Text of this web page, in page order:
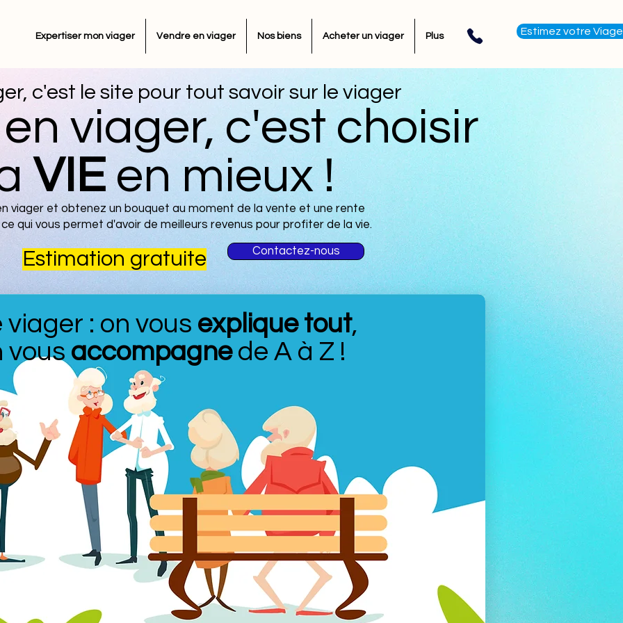
Expertiser mon viager Vendre en viager Nos biens Acheter un viager Plus Estimez votre
c'est le site pour tout savoir sur le viager
viager, c'est choisir
VIEen mieux !
viager et obtenez un bouquet au moment de la vente et une rente
qui vous permet d'avoir de meilleurs revenus pour profiter de la vie.
Estimation gratuite Contactez-nous
La solution sans
viager : on vous explique tout,
vous accompagnede A à Z !